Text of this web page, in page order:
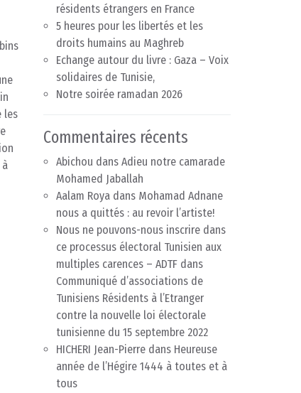
les
résidents étrangers en France
5 heures pour les libertés et les
droits humains au Maghreb
Echange autour du livre : Gaza – Voix
solidaires de Tunisie,
Notre soirée ramadan 2026
Commentaires récents
Abichou dans Adieu notre camarade
Mohamed Jaballah
Aalam Roya dans Mohamad Adnane
nous a quittés : au revoir l’artiste!
Nous ne pouvons-nous inscrire dans
ce processus électoral Tunisien aux
multiples carences – ADTF dans
Communiqué d’associations de
Tunisiens Résidents à l’Etranger
contre la nouvelle loi électorale
tunisienne du 15 septembre 2022
HICHERI Jean-Pierre dans Heureuse
année de l’Hégire 1444 à toutes et à
tous